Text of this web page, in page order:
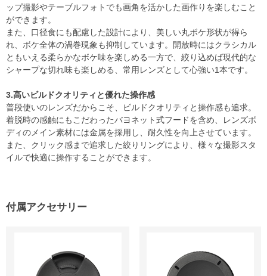
ップ撮影やテーブルフォトでも画角を活かした画作りを楽しむこと
ができます。
また、口径食にも配慮した設計により、美しい丸ボケ形状が得ら
れ、ボケ全体の渦巻現象も抑制しています。開放時にはクラシカル
ともいえる柔らかなボケ味を楽しめる一方で、絞り込めば現代的な
シャープな切れ味も楽しめる、常用レンズとして心強い1本です。
3.高いビルドクオリティと優れた操作感
普段使いのレンズだからこそ、ビルドクオリティと操作感も追求。
着脱時の感触にもこだわったバヨネット式フードを含め、レンズボ
ディのメイン素材には金属を採用し、耐久性を向上させています。
また、クリック感まで追求した絞りリングにより、様々な撮影スタ
イルで快適に操作することができます。
付属アクセサリー